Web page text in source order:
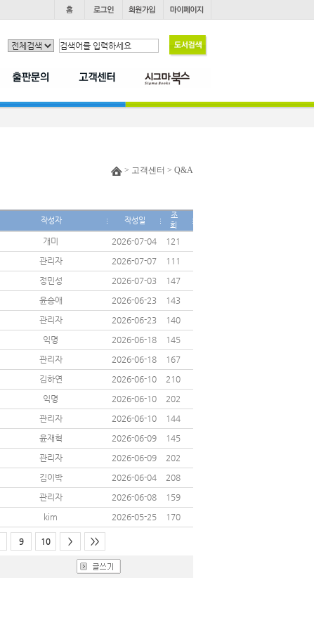
> 고객센터 > Q&A
작성자 작성일
조
회
개미 2026-07-04
121
관리자 2026-07-07
111
정민성 2026-07-03
147
윤승애 2026-06-23
143
관리자 2026-06-23
140
익명 2026-06-18
145
관리자 2026-06-18
167
김하연 2026-06-10
210
익명 2026-06-10
202
관리자 2026-06-10
144
윤재혁 2026-06-09
145
관리자 2026-06-09
202
김이박 2026-06-04
208
관리자 2026-06-08
159
kim 2026-05-25 170
9 10 > >>